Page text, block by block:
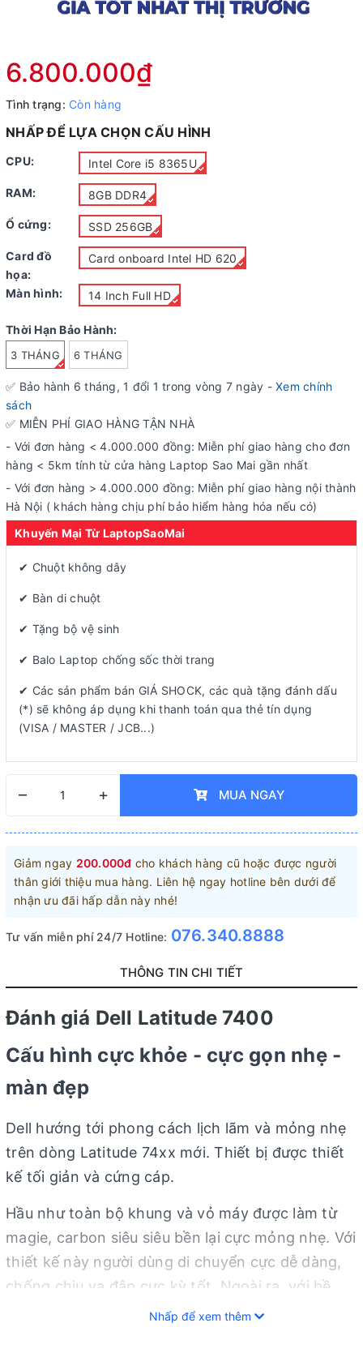
6.800.000₫
Tình trạng: Còn hàng
NHẤP ĐỂ LỰA CHỌN CẤU HÌNH
CPU: Intel Core i5 8365U
RAM: 8GB DDR4
Ổ cứng: SSD 256GB
Card đồ
họa:
Card onboard Intel HD 620
Màn hình: 14 Inch Full HD
Thời Hạn Bảo Hành:
3 THÁNG 6 THÁNG
✅ Bảo hành 6tháng, 1 đổi 1 trong vòng 7 ngày - Xem chính
sách
✅ MIỄN PHÍ GIAO HÀNG TẬN NHÀ
- Với đơn hàng < 4.000.000 đồng: Miễn phí giao hàng cho đơn
hàng < 5km tính từ cửa hàng Laptop Sao Mai gần nhất
- Với đơn hàng > 4.000.000 đồng: Miễn phí giao hàng nội thành
Hà Nội ( khách hàng chịu phí bảo hiểm hàng hóa nếu có)
Khuyến Mại Từ LaptopSaoMai
✔ Chuột không dây
✔ Bàn di chuột
✔ Tặng bộ vệ sinh
✔ Balo Laptop chống sốc thời trang
✔ Các sản phẩm bán GIÁ SHOCK, các quà tặng đánh dấu
(*) sẽ không áp dụng khi thanh toán qua thẻ tín dụng
(VISA / MASTER / JCB...)
– + MUA NGAY
Giảm ngay 200.000đ cho khách hàng cũ hoặc được người
thân giới thiệu mua hàng. Liên hệ ngay hotline bên dưới để
nhận ưu đãi hấp dẫn này nhé!
Tư vấn miễn phí 24/7 Hotline: 076.340.8888
THÔNG TIN CHI TIẾT
Đánh giá Dell Latitude 7400
Cấu hình cực khỏe - cực gọn nhẹ -
màn đẹp
Dell hướng tới phong cách lịch lãm và mỏng nhẹ
trên dòng Latitude 74xx mới. Thiết bị được thiết
kế tối giản và cứng cáp.
Hầu như toàn bộ khung và vỏ máy được làm từ
magie, carbon siêu siêu bền lại cực mỏng nhẹ. Với
thiết kế này người dùng di chuyển cực dễ dàng,
chống chịu va đập cực kỳ tốt. Ngoài ra, với bề
mặt như thế này, Dell Latitude 7400 còn có thể
Nhấp để xem thêm